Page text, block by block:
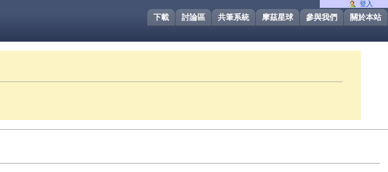
關於本站
參與我們
摩茲星球
共筆系統
討論區
下載
登入